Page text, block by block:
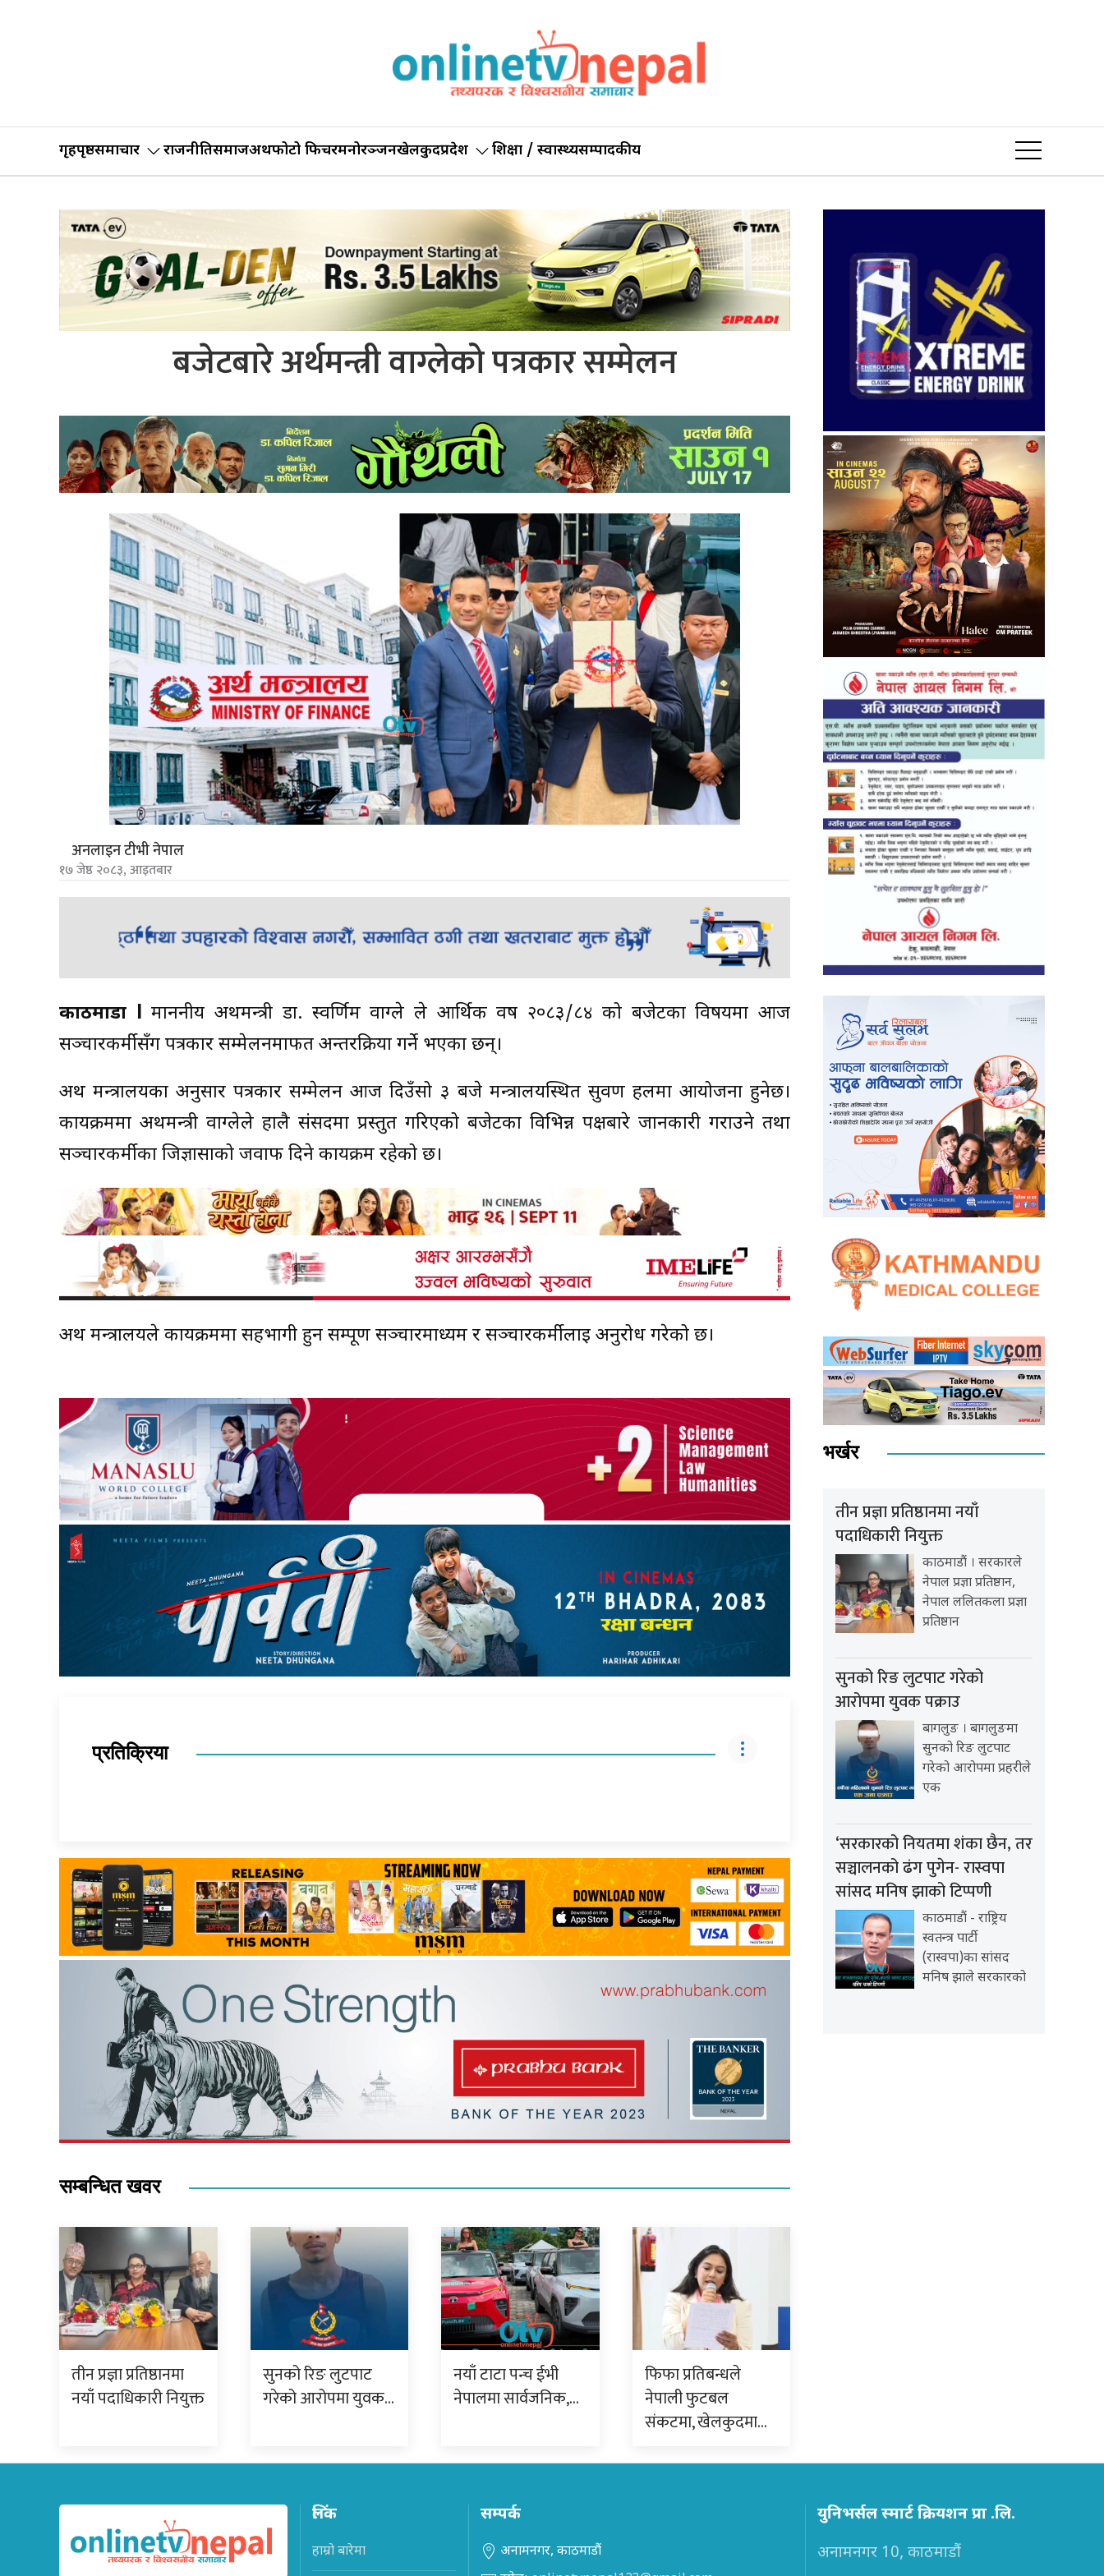
गृहपृष्ठसमाचार राजनीतिसमाजअर्थफोटो फिचरमनोरञ्जनखेलकुदप्रदेश शिक्षा / स्वास्थ्यसम्पादकीय
बजेटबारे अर्थमन्त्री वाग्लेको पत्रकार सम्मेलन
अनलाइन टीभी नेपाल
१७ जेष्ठ २०८३, आइतबार
काठमाडौं lमाननीय अर्थमन्त्री डा. स्वर्णिम वाग्ले ले आर्थिक वर्ष २०८३/८४ को बजेटका विषयमा आज
सञ्चारकर्मीसँग पत्रकार सम्मेलनमार्फत अन्तरक्रिया गर्ने भएका छन्।
अर्थ मन्त्रालयका अनुसार पत्रकार सम्मेलन आज दिउँसो ३ बजे मन्त्रालयस्थित सुवर्ण हलमा आयोजना हुनेछ।
कार्यक्रममा अर्थमन्त्री वाग्लेले हालै संसदमा प्रस्तुत गरिएको बजेटका विभिन्न पक्षबारे जानकारी गराउने तथा
सञ्चारकर्मीका जिज्ञासाको जवाफ दिने कार्यक्रम रहेको छ।
अर्थ मन्त्रालयले कार्यक्रममा सहभागी हुन सम्पूर्ण सञ्चारमाध्यम र सञ्चारकर्मीलाई अनुरोध गरेको छ।
प्रतिक्रिया
सम्बन्धित खवर
तीन प्रज्ञा प्रतिष्ठानमा
नयाँ पदाधिकारी नियुक्त
सुनको रिङ लुटपाट
गरेको आरोपमा युवक…
नयाँ टाटा पन्च ईभी
नेपालमा सार्वजनिक,…
फिफा प्रतिबन्धले
नेपाली फुटबल
संकटमा, खेलकुदमा…
भर्खर
तीन प्रज्ञा प्रतिष्ठानमा नयाँ
पदाधिकारी नियुक्त
काठमाडौं । सरकारले
नेपाल प्रज्ञा प्रतिष्ठान,
नेपाल ललितकला प्रज्ञा
प्रतिष्ठान
सुनको रिङ लुटपाट गरेको
आरोपमा युवक पक्राउ
बागलुङ । बागलुङमा
सुनको रिङ लुटपाट
गरेको आरोपमा प्रहरीले
एक
‘सरकारको नियतमा शंका छैन, तर
सञ्चालनको ढंग पुगेन- रास्वपा
सांसद मनिष झाको टिप्पणी
काठमाडौं - राष्ट्रिय
स्वतन्त्र पार्टी
(रास्वपा)का सांसद
मनिष झाले सरकारको
लिंक
हाम्रो बारेमा
सम्पर्क
अनामनगर, काठमाडौं
युनिभर्सल स्मार्ट क्रियशन प्रा .लि.
अनामनगर 10, काठमाडौं